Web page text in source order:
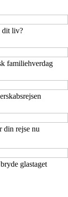
dit liv?
familiehverdag
din rejse nu
glastaget